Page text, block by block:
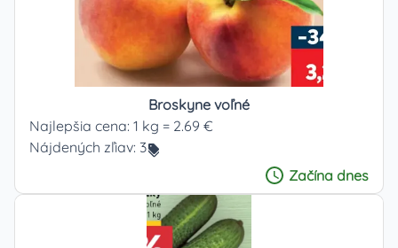
Broskyne voľné
Najlepšia cena: 1 kg = 2.69 €
Nájdených zľiav: 3
Začína dnes